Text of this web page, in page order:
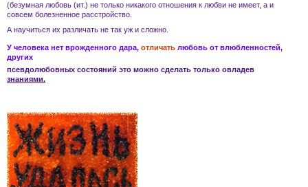
(безумная любовь (ит.) не только никакого отношения к любви не имеет, а и
совсем болезненное расстройство
А научиться их различать не так уж и сложно.
У человека нет врожденного дара, отличать любовь от влюбленностей,
других
псевдолюбовных состояний это можно сделать только овладев
знаниями.